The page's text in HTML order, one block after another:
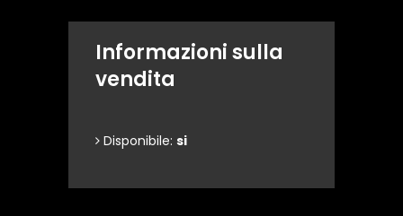
Informazioni sulla
vendita
Disponibile: si